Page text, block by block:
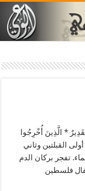
* الَّذِينَ أُخْرِجُوا
حَقٍّ إِلاَّ أَنْ يَقُولُوا رَبُّنَا اللَّهُ). الحج 39 من أولى القبلتين وثاني
تفجر بركان الدم
فلسطين